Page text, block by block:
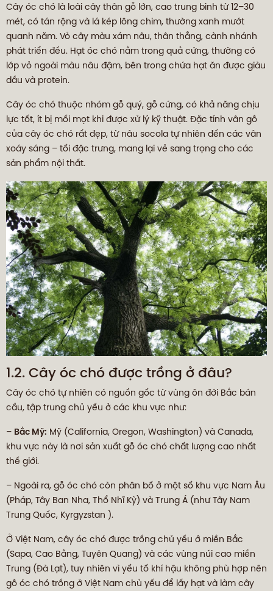
Cây óc chó là loài cây thân gỗ lớn, cao trung bình từ 12–30
mét, có tán rộng và lá kép lông chim, thường xanh mướt
quanh năm. Vỏ cây màu xám nâu, thân thẳng, cành nhánh
phát triển đều. Hạt óc chó nằm trong quả cứng, thường có
lớp vỏ ngoài màu nâu đậm, bên trong chứa hạt ăn được giàu
dầu và protein.
Cây óc chó thuộc nhóm gỗ quý, gỗ cứng, có khả năng chịu
lực tốt, ít bị mối mọt khi được xử lý kỹ thuật. Đặc tính vân gỗ
của cây óc chó rất đẹp, từ nâu socola tự nhiên đến các vân
xoáy sáng – tối đặc trưng, mang lại vẻ sang trọng cho các
sản phẩm nội thất.
1.2. Cây óc chó được trồng ở đâu?
Cây óc chó tự nhiên có nguồn gốc từ vùng ôn đới Bắc bán
cầu, tập trung chủ yếu ở các khu vực như:
– Bắc Mỹ: Mỹ (California, Oregon, Washington) và Canada,
khu vực này là nơi sản xuất gỗ óc chó chất lượng cao nhất
thế giới.
– Ngoài ra, gỗ óc chó còn phân bố ở một số khu vực Nam Âu
(Pháp, Tây Ban Nha, Thổ Nhĩ Kỳ) và Trung Á (như Tây Nam
Trung Quốc, Kyrgyzstan ).
Ở Việt Nam, cây óc chó được trồng chủ yếu ở miền Bắc
(Sapa, Cao Bằng, Tuyên Quang) và các vùng núi cao miền
Trung (Đà Lạt), tuy nhiên vì yếu tố khí hậu không phù hợp nên
gỗ óc chó trồng ở Việt Nam chủ yếu để lấy hạt và làm cây